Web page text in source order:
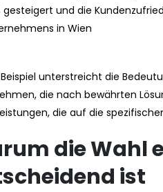
gesteigert und die
in Wien
unterstreicht die
die nach bewährten
die auf die
die Wahl
ist